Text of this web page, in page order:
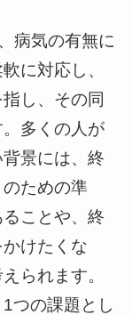
病気の有無に
に対応し、
し、その同
多くの人が
景には、終
ための準
ことや、終
けたくな
られます。
つの課題とし